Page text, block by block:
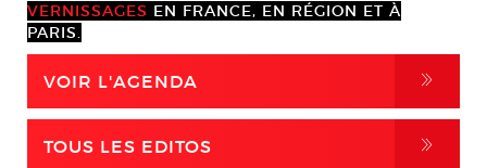
VERNISSAGES EN FRANCE, EN RÉGION ET À
PARIS.
VOIR L'AGENDA ,
TOUS LES EDITOS ,